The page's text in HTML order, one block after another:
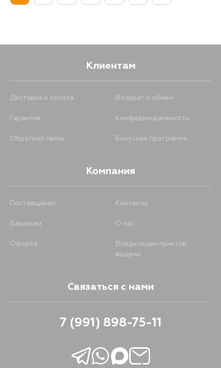
Клиентам
Доставка и оплата Возврат и обмен
Гарантия Конфиденциальность
Обратная связь Бонусная программа
Компания
Поставщикам Контакты
Вакансии О нас
Оферта
Владельцам пунктов
выдачи
Связаться с нами
7 (991) 898-75-11